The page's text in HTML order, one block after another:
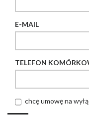
E-MAIL
TELEFON
chcę umowę na